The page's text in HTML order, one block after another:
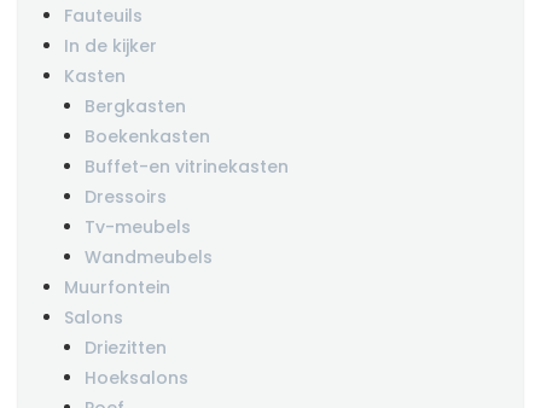
Fauteuils
In de kijker
Kasten
Bergkasten
Boekenkasten
Buffet-en vitrinekasten
Dressoirs
Tv-meubels
Wandmeubels
Muurfontein
Salons
Driezitten
Hoeksalons